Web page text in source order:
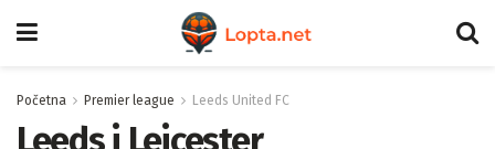
Početna Premier league Leeds United FC
Leeds i Leicester